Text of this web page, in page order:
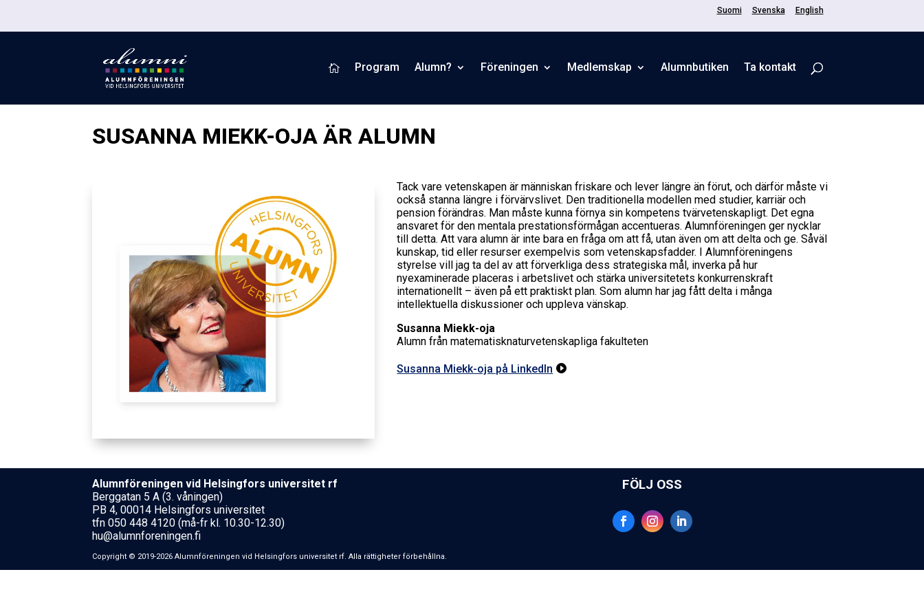
Suomi Svenska English
 Program Alumn? Föreningen Medlemskap Alumnbutiken Ta kontakt
SUSANNA MIEKK-OJA ÄR ALUMN
Tack vare vetenskapen är människan friskare och lever längre än förut, och därför måste vi
också stanna längre i förvärvslivet. Den traditionella modellen med studier, karriär och
pension förändras. Man måste kunna förnya sin kompetens tvärvetenskapligt. Det egna
ansvaret för den mentala prestationsförmågan accentueras. Alumnföreningen ger nycklar
till detta. Att vara alumn är inte bara en fråga om att få, utan även om att delta och ge. Såväl
kunskap, tid eller resurser exempelvis som vetenskapsfadder. I Alumnföreningens
styrelse vill jag ta del av att förverkliga dess strategiska mål, inverka på hur
nyexaminerade placeras i arbetslivet och stärka universitetets konkurrenskraft
internationellt – även på ett praktiskt plan. Som alumn har jag fått delta i många
intellektuella diskussioner och uppleva vänskap.
Susanna Miekk-oja
Alumn från matematisknaturvetenskapliga fakulteten
Susanna Miekk-oja på LinkedIn 
Alumnföreningen vid Helsing­fors uni­ver­si­tet rf
Berggatan 5 A (3. våningen)
PB 4, 00014 Helsingfors universitet
tfn 050 448 4120 (må-fr kl. 10.30-12.30)
hu@alumnforeningen.fi
FÖLJ OSS
Copyright © 2019-2026 Alumnföreningen vid Helsing­fors uni­ver­si­tet rf. Alla rättigheter förbehållna.